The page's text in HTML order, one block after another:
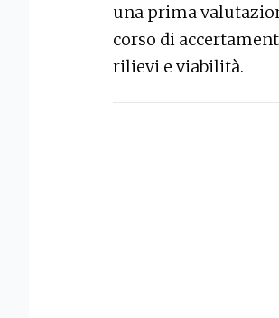
una prima
corso di
rilievi e viabilità.